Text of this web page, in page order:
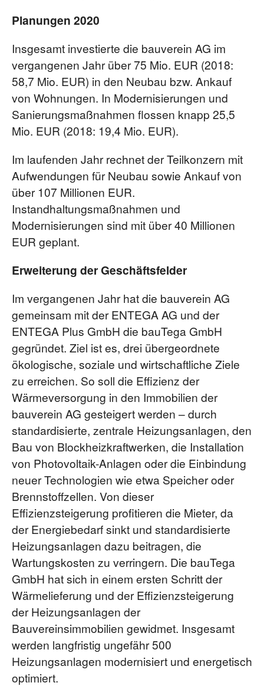
Planungen 2020
Insgesamt investierte die bauverein AG im
vergangenen Jahr über 75 Mio. EUR (2018:
58,7 Mio. EUR) in den Neubau bzw. Ankauf
von Wohnungen. In Modernisierungen und
Sanierungsmaßnahmen flossen knapp 25,5
Mio. EUR (2018: 19,4 Mio. EUR).
Im laufenden Jahr rechnet der Teilkonzern mit
Aufwendungen für Neubau sowie Ankauf von
über 107 Millionen EUR.
Instandhaltungsmaßnahmen und
Modernisierungen sind mit über 40 Millionen
EUR geplant.
Erweiterung der Geschäftsfelder
Im vergangenen Jahr hat die bauverein AG
gemeinsam mit der ENTEGA AG und der
ENTEGA Plus GmbH die bauTega GmbH
gegründet. Ziel ist es, drei übergeordnete
ökologische, soziale und wirtschaftliche Ziele
zu erreichen. So soll die Effizienz der
Wärmeversorgung in den Immobilien der
bauverein AG gesteigert werden – durch
standardisierte, zentrale Heizungsanlagen, den
Bau von Blockheizkraftwerken, die Installation
von Photovoltaik-Anlagen oder die Einbindung
neuer Technologien wie etwa Speicher oder
Brennstoffzellen. Von dieser
Effizienzsteigerung profitieren die Mieter, da
der Energiebedarf sinkt und standardisierte
Heizungsanlagen dazu beitragen, die
Wartungskosten zu verringern. Die bauTega
GmbH hat sich in einem ersten Schritt der
Wärmelieferung und der Effizienzsteigerung
der Heizungsanlagen der
Bauvereinsimmobilien gewidmet. Insgesamt
werden langfristig ungefähr 500
Heizungsanlagen modernisiert und energetisch
optimiert.